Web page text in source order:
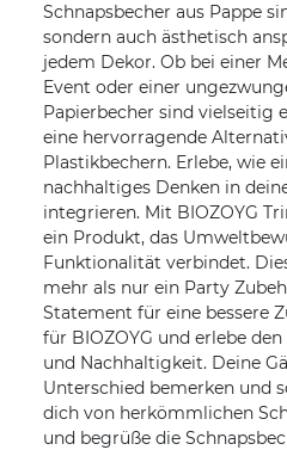
Schnapsbecher aus Pappe
sondern auch ästhetisch
jedem Dekor. Ob bei einer
Event oder einer
Papierbecher sind vielseitig
eine hervorragende
Plastikbechern. Erlebe, wie
nachhaltiges Denken in
integrieren. Mit BIOZOYG
ein Produkt, das
Funktionalität verbindet.
mehr als nur ein Party
Statement für eine bessere
für BIOZOYG und erlebe
und Nachhaltigkeit. Deine
Unterschied bemerken und
dich von herkömmlichen
und begrüße die